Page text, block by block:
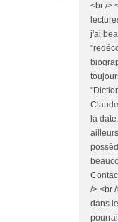
<br />
j'ai
la
/> <br
dans